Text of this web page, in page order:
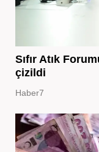
Sıfır Atık
çizildi
Haber7